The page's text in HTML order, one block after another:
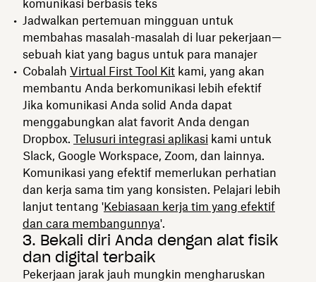
komunikasi berbasis teks
Jadwalkan pertemuan mingguan untuk
membahas masalah-masalah di luar pekerjaan—
sebuah kiat yang bagus untuk para manajer
Cobalah Virtual First Tool Kit kami, yang akan
membantu Anda berkomunikasi lebih efektif
Jika komunikasi Anda solid Anda dapat
menggabungkan alat favorit Anda dengan
Dropbox. Telusuri integrasi aplikasi kami untuk
Slack, Google Workspace, Zoom, dan lainnya.
Komunikasi yang efektif memerlukan perhatian
dan kerja sama tim yang konsisten. Pelajari lebih
lanjut tentang 'Kebiasaan kerja tim yang efektif
dan cara membangunnya'.
3. Bekali diri Anda dengan alat fisik
dan digital terbaik
Pekerjaan jarak jauh mungkin mengharuskan